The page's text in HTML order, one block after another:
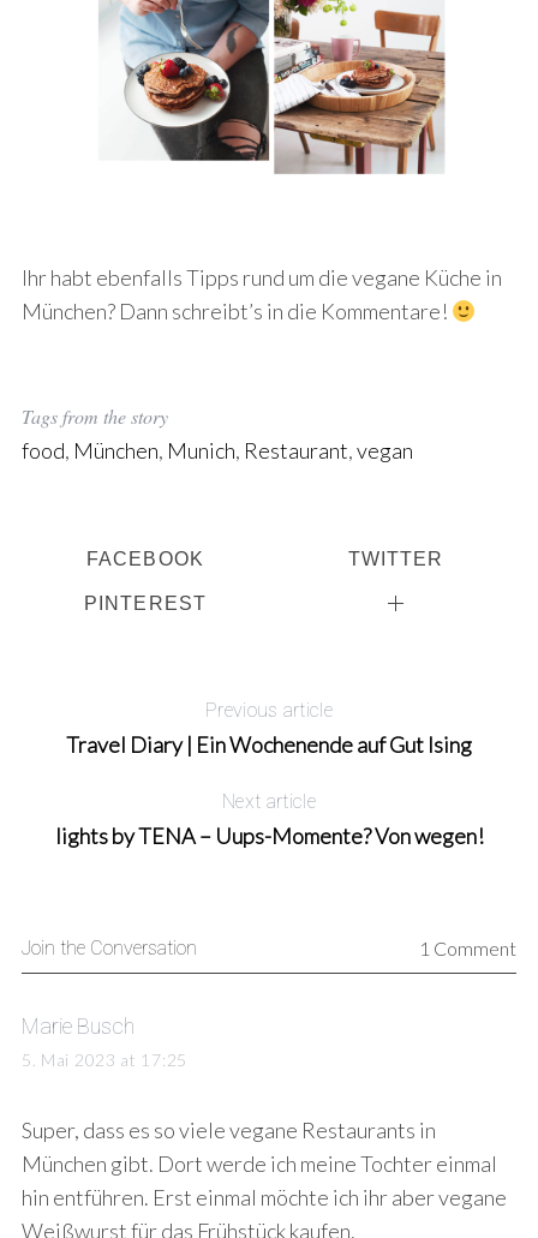
Ihr habt ebenfalls Tipps rund um die vegane Küche in
München? Dann schreibt’s in die Kommentare!
Tags from the story
food, München, Munich, Restaurant,vegan
FACEBOOK TWITTER
PINTEREST
Previous article
Travel Diary | Ein Wochenende auf Gut Ising
Next article
lights by TENA – Uups-Momente? Von wegen!
Join the Conversation 1 Comment
s
a
s
:
Marie Busch
5. Mai 2023 at 17:25
Super, dass es so viele vegane Restaurants in
München gibt. Dort werde ich meine Tochter einmal
hin entführen. Erst einmal möchte ich ihr aber vegane
Weißwurst für das Frühstück kaufen.